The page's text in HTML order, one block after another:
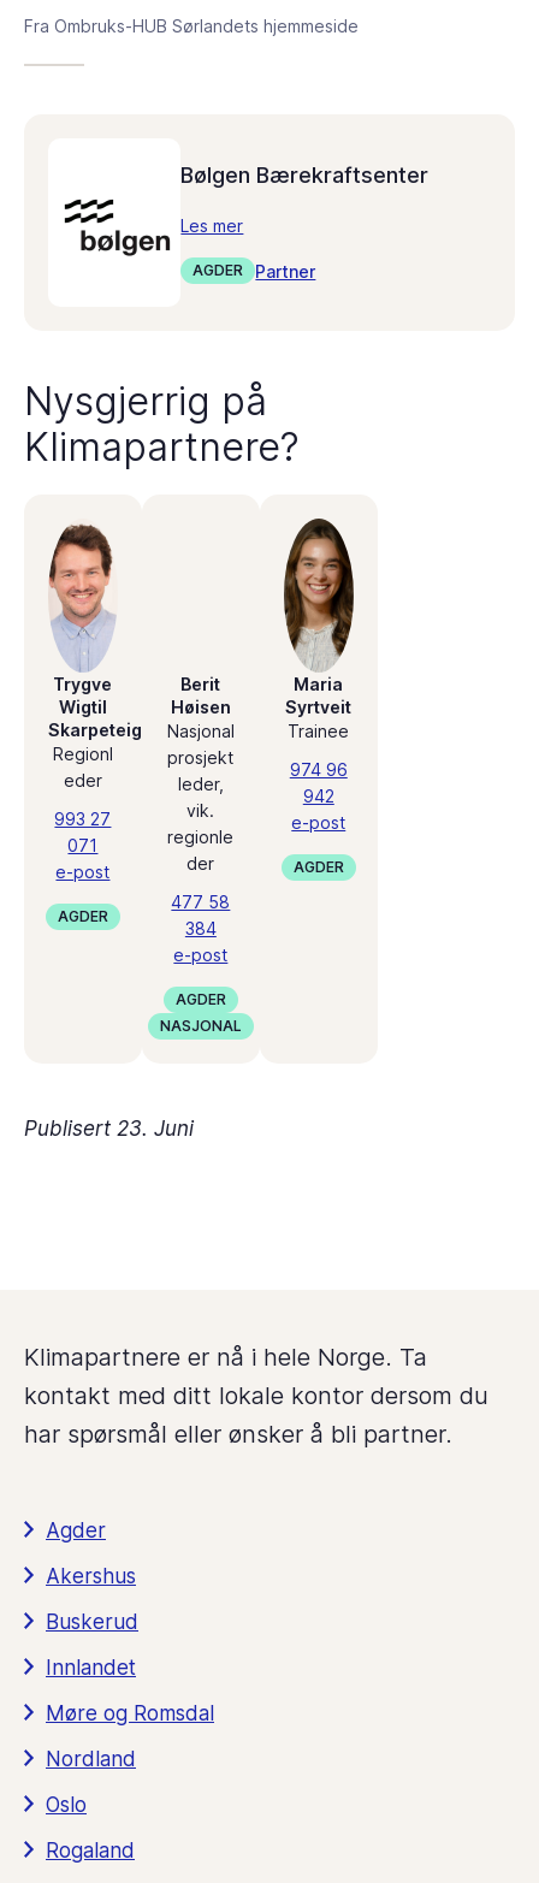
Fra Ombruks-HUB Sørlandets hjemmeside
Bølgen Bærekraftsenter
Les mer
AGDER Partner
Nysgjerrig på
Klimapartnere?
Trygve
Wigtil
Skarpeteig
Regionl
eder
993 27
071
e-post
AGDER
Berit
Høisen
Nasjonal
prosjekt
leder,
vik.
regionle
der
477 58
384
e-post
AGDER
NASJONAL
Maria
Syrtveit
Trainee
974 96
942
e-post
AGDER
Publisert 23. Juni
Klimapartnere er nå i hele Norge. Ta
kontakt med ditt lokale kontor dersom du
har spørsmål eller ønsker å bli partner.
Agder
Akershus
Buskerud
Innlandet
Møre og Romsdal
Nordland
Oslo
Rogaland